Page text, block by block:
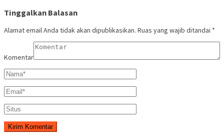
Tinggalkan Balasan
Alamat email Anda tidak akan dipublikasikan. Ruas yang wajib ditandai *
Komentar